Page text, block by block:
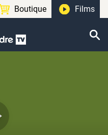
Boutique Films